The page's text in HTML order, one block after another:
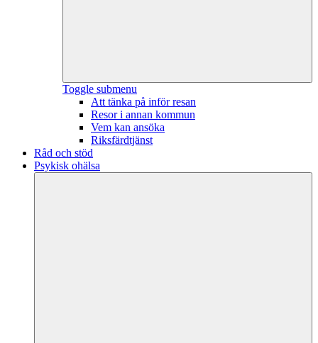
Toggle submenu
Att tänka på inför resan
Resor i annan kommun
Vem kan ansöka
Riksfärdtjänst
Råd och stöd
Psykisk ohälsa